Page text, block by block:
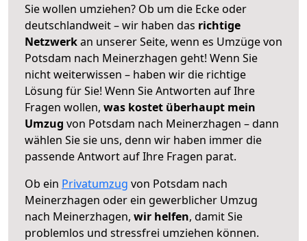
Sie wollen umziehen? Ob um die Ecke oder
deutschlandweit – wir haben das richtige
Netzwerkan unserer Seite, wenn es Umzüge von
Potsdam nach Meinerzhagen geht! Wenn Sie
nicht weiterwissen – haben wir die richtige
Lösung für Sie! Wenn Sie Antworten auf Ihre
Fragen wollen, was kostet überhaupt mein
Umzug von Potsdam nach Meinerzhagen – dann
wählen Sie sie uns, denn wir haben immer die
passende Antwort auf Ihre Fragen parat.
Ob ein Privatumzug von Potsdam nach
Meinerzhagen oder ein gewerblicher Umzug
nach Meinerzhagen, wir helfen, damit Sie
problemlos und stressfrei umziehen können.